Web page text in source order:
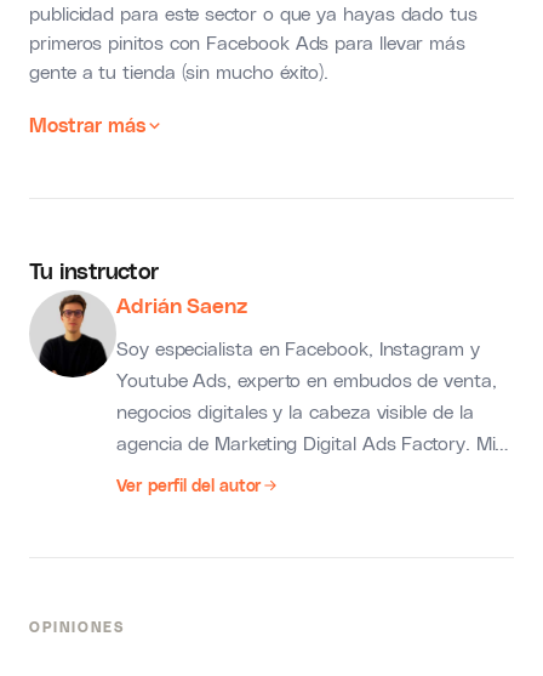
publicidad para este sector o que ya hayas dado tus
primeros pinitos con Facebook Ads para llevar más
gente a tu tienda (sin mucho éxito).
Mostrar más
Tu instructor
Adrián Saenz
Soy especialista en Facebook, Instagram y
Youtube Ads, experto en embudos de venta,
negocios digitales y la cabeza visible de la
agencia de Marketing Digital Ads Factory. Mi
obsesión es que tus campañas de tráfico se
Ver perfil del autor
OPINIONES